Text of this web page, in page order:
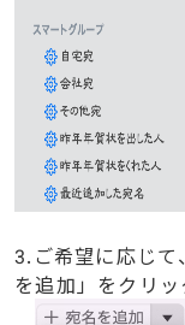
3.ご希望に応じ
を追加」をクリ